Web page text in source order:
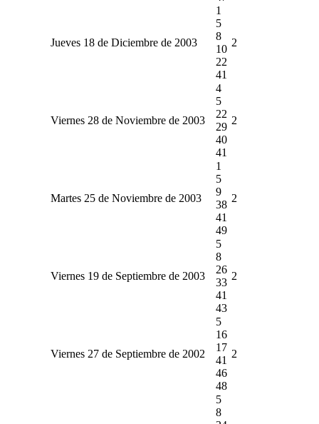
Jueves 18 de Diciembre de 2003
1
5
8
10
22
41
2
Viernes 28 de Noviembre de 2003
4
5
22
29
40
41
2
Martes 25 de Noviembre de 2003
1
5
9
38
41
49
2
Viernes 19 de Septiembre de 2003
5
8
26
33
41
43
2
Viernes 27 de Septiembre de 2002
5
16
17
41
46
48
2
5
8